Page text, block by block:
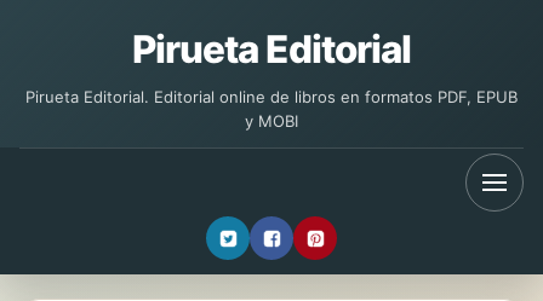
Pirueta Editorial
Pirueta Editorial. Editorial online de libros en formatos PDF, EPUB
y MOBI